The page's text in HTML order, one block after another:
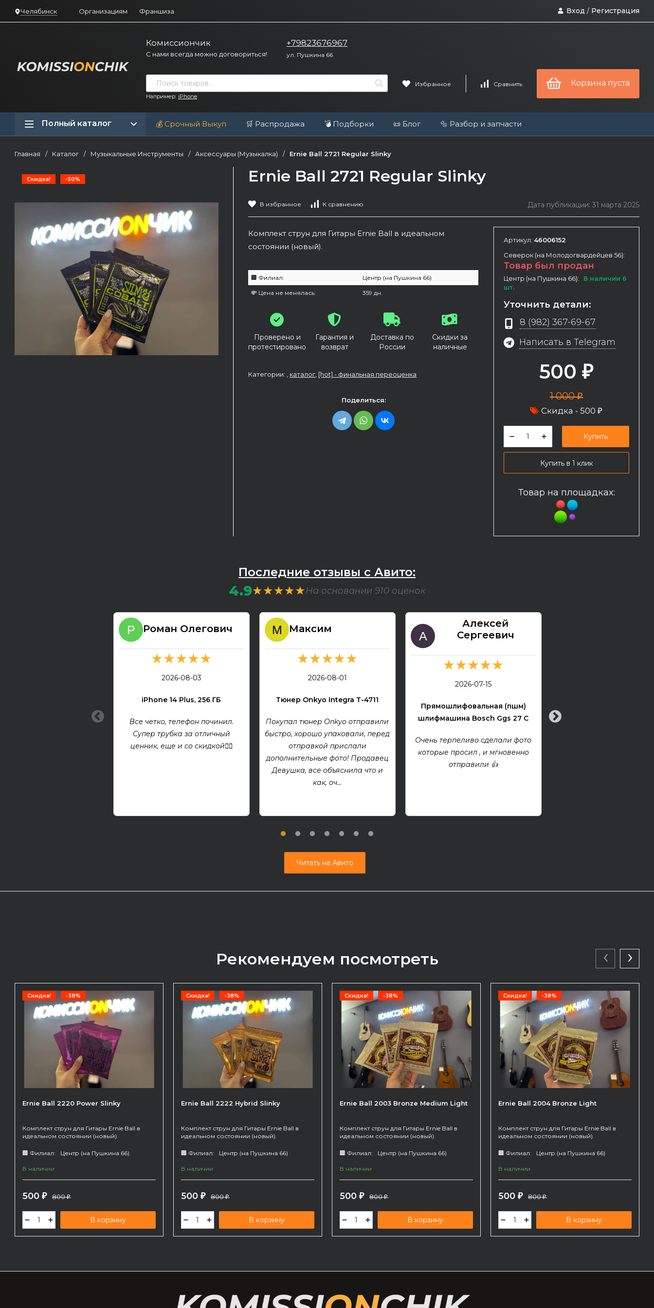
Челябинск Организациям Франшиза Вход / Регистрация
Комиссиончик
С нами всегда можно договориться!
+79823676967
ул. Пушкина 66
Например: iPhone
Избранное Сравнить Корзина пуста
Полный каталог 💰 Срочный Выкуп 🛒 Распродажа 💣 Подборки 📜 Блог 🔩 Разбор и запчасти
Главная / Каталог / Музыкальные Инструменты / Аксессуары (Музыкалка) / Ernie Ball 2721 Regular Slinky
Скидка! -50% Ernie Ball 2721 Regular Slinky
В избранное К сравнению Дата публикации: 31 марта 2025
Комплект струн для Гитары Ernie Ball в идеальном
состоянии (новый).
🏢 Филиал: Центр (на Пушкина 66)
💸 Цена не менялась: 359 дн.
Проверено и
протестировано
Гарантия и
возврат
Доставка по
России
Скидки за
наличные
Категории: , каталог [hot] - финальная переоценка
Поделиться:
Артикул: 46006152
Северок (на Молодогвардейцев 56):
Товар был продан
Центр (на Пушкина 66):
В наличии 6
шт.
Уточнить детали:
8 (982) 367-69-67
Написать в Telegram
500 ₽
1 000₽
Скидка - 500 ₽
Купить
Купить в 1 клик
Товар на площадках:
Последние отзывы с Авито:
4.9★★★★★На основании 910 оценок
Роман Олегович
★★★★★
2026-08-03
iPhone 14 Plus, 256 ГБ
Все четко, телефон починил.
Супер трубка за отличный
ценник, еще и со скидкой👍🏻
Максим
★★★★★
2026-08-01
Тюнер Onkyo Integra T-4711
Покупал тюнер Onkyo отправили
быстро, хорошо упаковали, перед
отправкой прислали
дополнительные фото! Продавец
Девушка, все объяснила что и
как, оч...
Алексей
Сергеевич
★★★★★
2026-07-15
Прямошлифовальная (пшм)
шлифмашина Bosch Ggs 27 C
Очень терпеливо сделали фото
которые просил , и мгновенно
отправили 👍
Все хорошо! Гитара
Читать на Авито
Рекомендуем посмотреть
Скидка! -38%
Ernie Ball 2220 Power Slinky
Комплект струн для Гитары Ernie Ball в
идеальном состоянии (новый).
🏢 Филиал: Центр (на Пушкина 66)
В наличии
500 ₽ 800₽
В корзину
Скидка! -38%
Ernie Ball 2222 Hybrid Slinky
Комплект струн для Гитары Ernie Ball в
идеальном состоянии (новый).
🏢 Филиал: Центр (на Пушкина 66)
В наличии
500 ₽ 800₽
В корзину
Скидка! -38%
Ernie Ball 2003 Bronze Medium Light
Комплект струн для Гитары Ernie Ball в
идеальном состоянии (новый).
🏢 Филиал: Центр (на Пушкина 66)
В наличии
500 ₽ 800₽
В корзину
Скидка! -38%
Ernie Ball 2004 Bronze Light
Комплект струн для Гитары Ernie Ball в
идеальном состоянии (новый).
🏢 Филиал: Центр (на Пушкина 66)
В наличии
500 ₽ 800₽
В корзину
‹ ›